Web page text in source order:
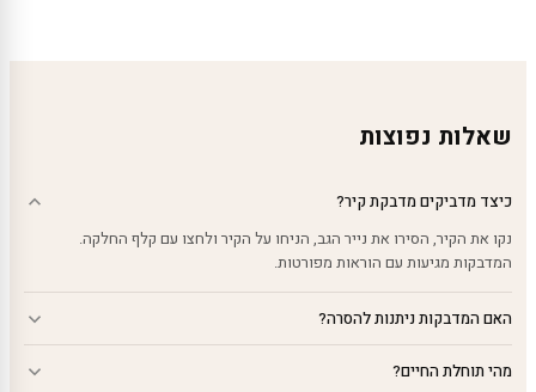
שאלות נפוצות
כיצד מדביקים מדבקת קיר?
נקו את הקיר, הסירו את נייר הגב, הניחו על הקיר ולחצו עם קלף החלקה.
המדבקות מגיעות עם הוראות מפורטות.
האם המדבקות ניתנות להסרה?
מהי תוחלת החיים?